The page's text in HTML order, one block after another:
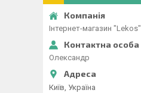
Інтернет-магазин "Lekos"
Олександр
Київ, Україна